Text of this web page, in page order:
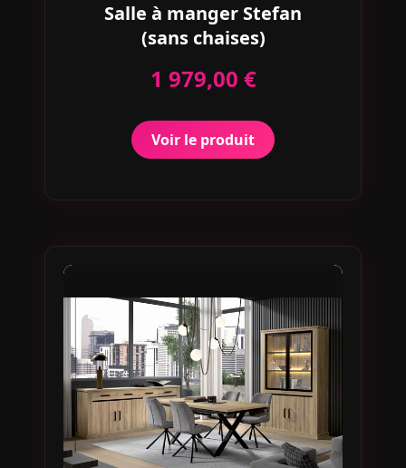
Salle à manger Stefan
(sans chaises)
1 979,00 €
Voir le produit